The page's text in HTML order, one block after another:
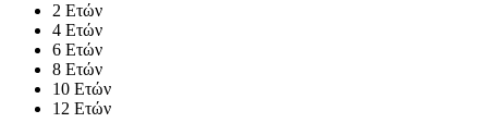
2 Ετών
4 Ετών
6 Ετών
8 Ετών
10 Ετών
12 Ετών